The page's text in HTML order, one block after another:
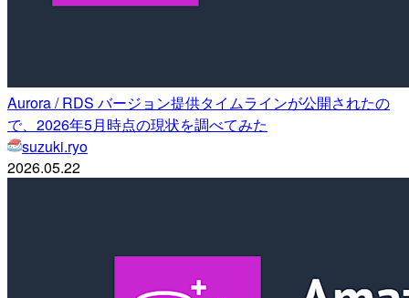
Aurora / RDS バージョン提供タイムラインが公開されたの
で、2026年5月時点の現状を調べてみた
suzuki.ryo
2026.05.22